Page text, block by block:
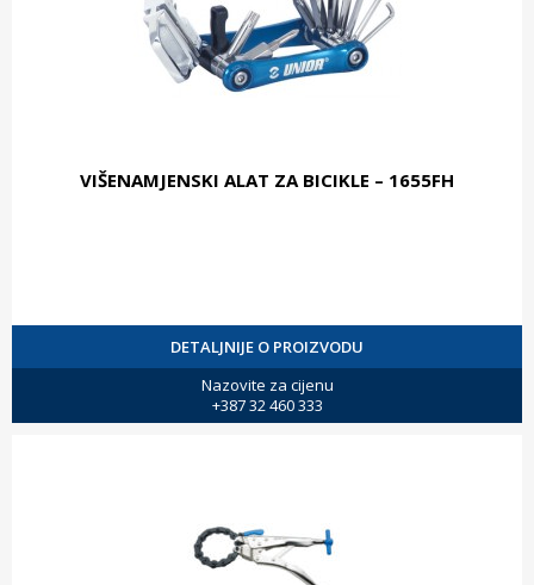
VIŠENAMJENSKI ALAT ZA BICIKLE – 1655FH
DETALJNIJE O PROIZVODU
Nazovite za cijenu
+387 32 460 333